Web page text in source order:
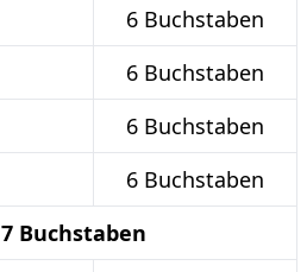
6 Buchstaben
6 Buchstaben
6 Buchstaben
6 Buchstaben
Buchstaben